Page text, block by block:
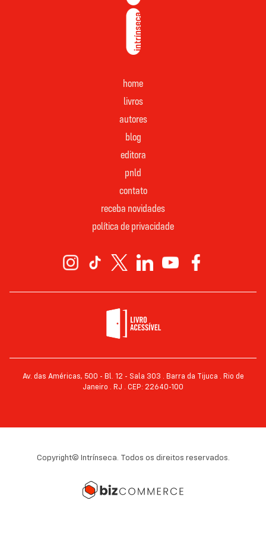
home
livros
autores
blog
editora
pnld
contato
receba novidades
política de privacidade
Av. das Américas, 500 - Bl. 12 - Sala 303 . Barra da Tijuca . Rio de
Janeiro . RJ . CEP: 22640-100
Copyright© Intrínseca. Todos os direitos reservados.